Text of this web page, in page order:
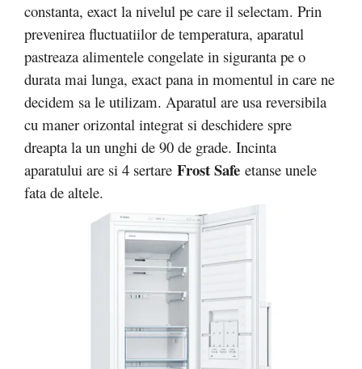
constanta, exact la nivelul pe care il selectam. Prin
prevenirea fluctuatiilor de temperatura, aparatul
pastreaza alimentele congelate in siguranta pe o
durata mai lunga, exact pana in momentul in care ne
decidem sa le utilizam. Aparatul are usa reversibila
cu maner orizontal integrat si deschidere spre
dreapta la un unghi de 90 de grade. Incinta
aparatului are si 4 sertare Frost Safe etanse unele
fata de altele.